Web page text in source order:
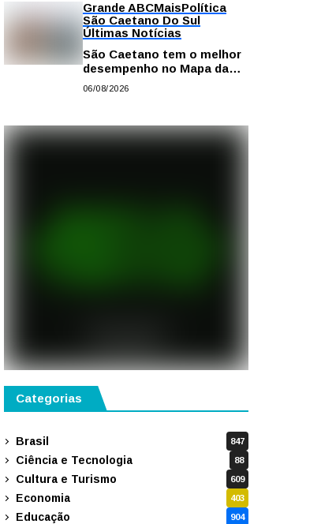
Grande ABCMaisPolítica
São Caetano Do Sul
Últimas Notícias
São Caetano tem o melhor
desempenho no Mapa da
Desigualdade da Grande SP
06/08/2026
Categorias
Brasil 847
Ciência e Tecnologia 88
Cultura e Turismo 609
Economia 403
Educação 904